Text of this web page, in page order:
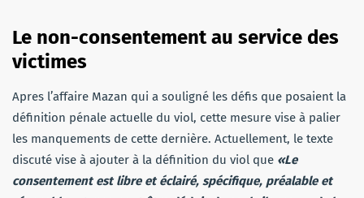
Le non-consentement au service des
victimes
Apres l’affaire Mazan qui a souligné les défis que posaient la
définition pénale actuelle du viol, cette mesure vise à palier
les manquements de cette dernière. Actuellement, le texte
discuté vise à ajouter à la définition du viol que «Le
consentement est libre et éclairé, spécifique, préalable et